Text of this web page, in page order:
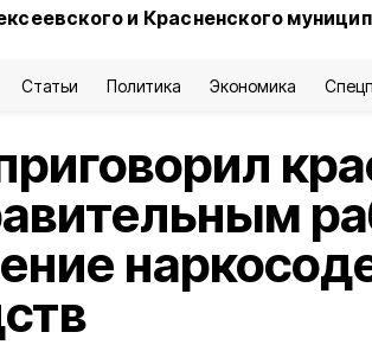
и Красненского
Статьи Политика Экономика